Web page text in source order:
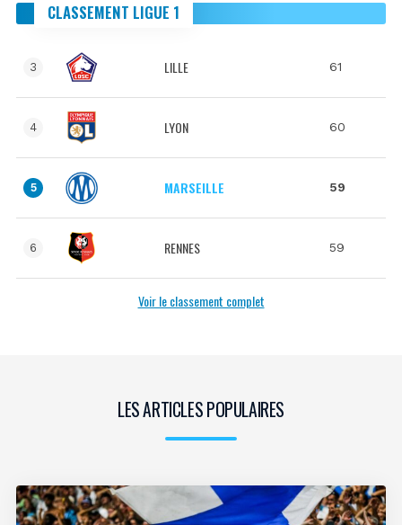
CLASSEMENT LIGUE 1
3 LILLE 61
4 LYON 60
5 MARSEILLE 59
6 RENNES 59
Voir le classement complet
LES ARTICLES POPULAIRES